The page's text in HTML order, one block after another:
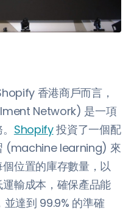
香港商戶而言，
Network) 是一項
Shopify投資了一個配
(machine learning) 來
位置的庫存數量，以
輸成本，確保產品能
達到 99.9% 的準確